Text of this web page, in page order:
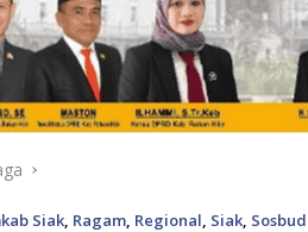
Siak, Ragam, Regional, Siak, Sosbud